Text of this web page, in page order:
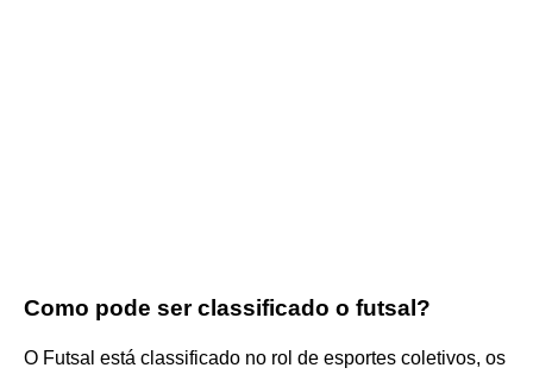
Como pode ser classificado o futsal?
O Futsal está classificado no rol de esportes coletivos, os